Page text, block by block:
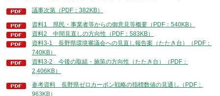
議事次第（PDF：382KB）
資料1 県民・事業者等からの御意見等概要（PDF：540KB）
資料2 中間見直しの方向性（PDF：583KB）
資料3-1 長野県環境審議会への見直し報告案（たたき台）（PDF：
740KB）
資料3-2 今後の取組・施策の方向性（たたき台）（PDF：
2,406KB）
参考資料 長野県ゼロカーボン戦略の指標数値の見通し（PDF：
963KB）